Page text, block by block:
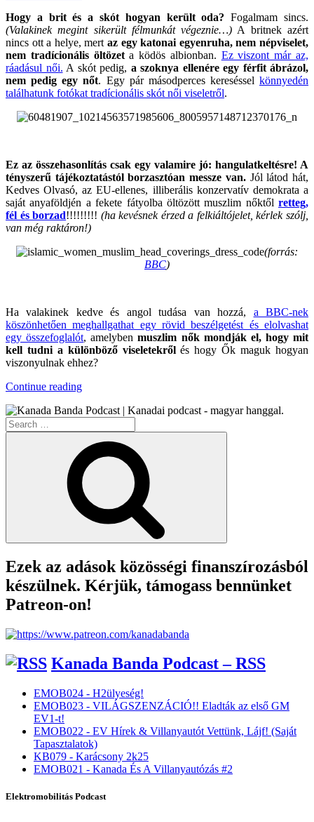
Hogy a brit és a skót hogyan került oda? Fogalmam sincs.
(Valakinek megint sikerült félmunkát végeznie…) A britnek azért
nincs ott a helye, mert az egy katonai egyenruha, nem népviselet,
nem tradícionális öltözeta ködös albionban. Ez viszont már az,
ráadásul női. A skót pedig, a szoknya ellenére egy férfit ábrázol,
nem pedig egy nőt. Egy pár másodperces kereséssel könnyedén
találhatunk fotókat tradícionális skót női viseletről.
Ez az összehasonlítás csak egy valamire jó: hangulatkeltésre! A
tényszerű tájékoztatástól borzasztóan messze van. Jól látod hát,
Kedves Olvasó, az EU-ellenes, illiberális konzervatív demokrata a
saját anyaföldjén a fekete fátyolba öltözött muszlim nőktől retteg,
fél és borzad!!!!!!!!! (ha kevésnek érzed a felkiáltójelet, kérlek szólj,
van még raktáron!)
(forrás:
BBC)
Ha valakinek kedve és angol tudása van hozzá, a BBC-nek
köszönhetően meghallgathat egy rövid beszélgetést és elolvashat
egy összefoglalót, amelybenmuszlim nők mondják el, hogy mit
kell tudni a különböző viseletekrőlés hogy Ők maguk hogyan
viszonyulnak ehhez?
Continue reading“Agyarország
Search
for:
Ezek az adások közösségi finanszírozásból
készülnek. Kérjük, támogass bennünket
Patreon-on!
Kanada Banda Podcast – RSS
EMOB024 - H2ülyeség!
EMOB023 - VILÁGSZENZÁCIÓ!! Eladták az első GM
EV1-t!
EMOB022 - EV Hírek & Villanyautót Vettünk, Lájf! (Saját
Tapasztalatok)
KB079 - Karácsony 2k25
EMOB021 - Kanada És A Villanyautózás #2
Elektromobilitás Podcast